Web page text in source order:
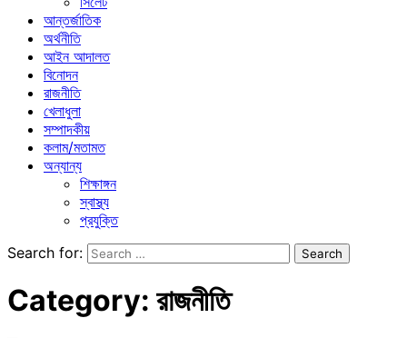
আন্তর্জাতিক
অর্থনীতি
আইন আদালত
বিনোদন
রাজনীতি
খেলাধুলা
সম্পাদকীয়
কলাম/মতামত
অন্যান্য
শিক্ষাঙ্গন
স্বাস্থ্য
প্রযুক্তি
Search for:
Category: রাজনীতি